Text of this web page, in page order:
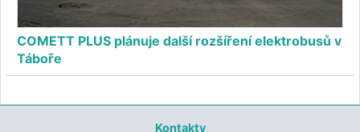
COMETT PLUS plánuje další rozšíření elektrobusů v
Táboře
Kontakty